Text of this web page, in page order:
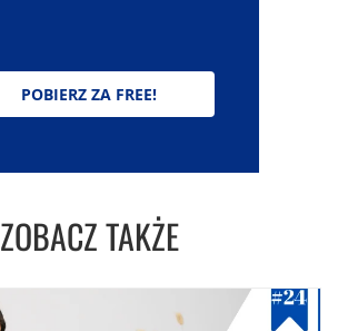
POBIERZ ZA FREE!
ZOBACZ TAKŻE